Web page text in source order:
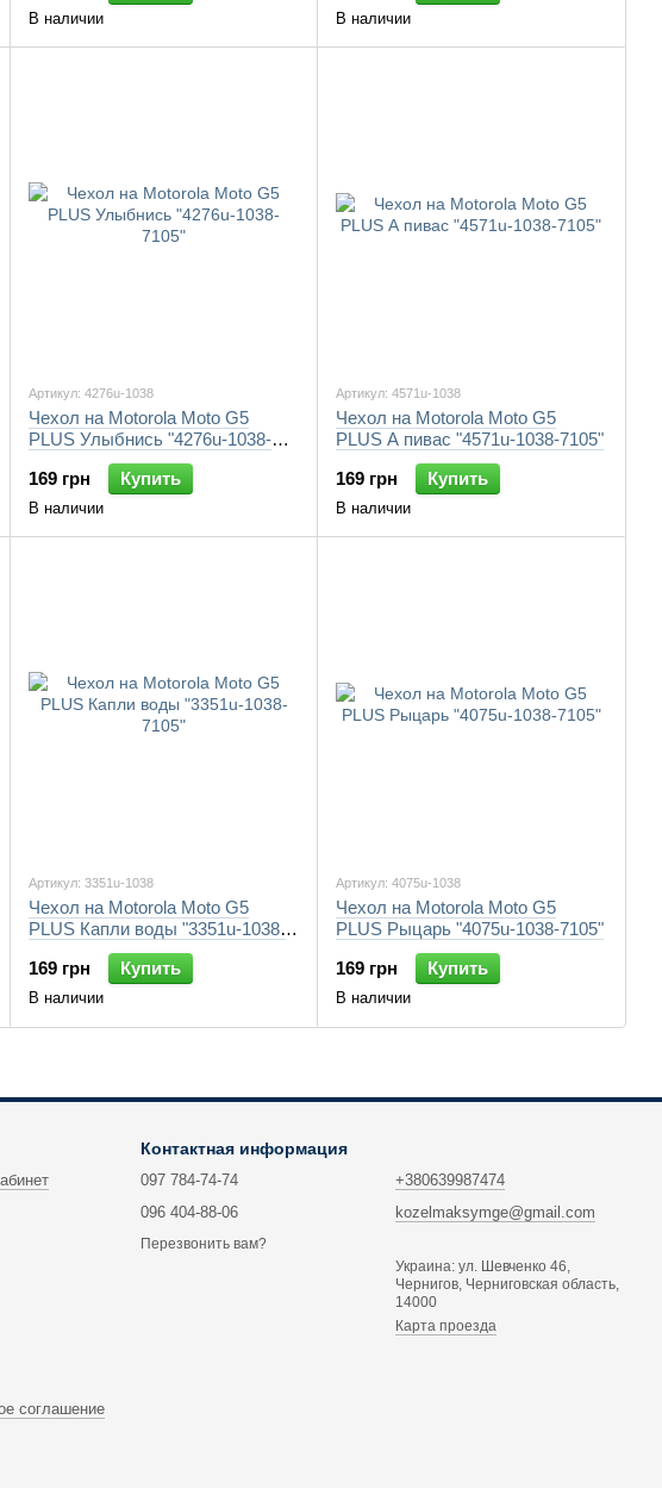
В наличии В наличии
Артикул: 4276u-1038
Чехол на Motorola Moto G5
PLUS Улыбнись "4276u-1038-
169 грн
Купить
В наличии
Артикул: 4571u-1038
Чехол на Motorola Moto G5
PLUS А пивас "4571u-1038-7105"
169 грн
Купить
В наличии
Артикул: 3351u-1038
Чехол на Motorola Moto G5
PLUS Капли воды "3351u-1038-
169 грн
Купить
В наличии
Артикул: 4075u-1038
Чехол на Motorola Moto G5
PLUS Рыцарь "4075u-1038-7105"
169 грн
Купить
В наличии
соглашение
Контактная информация
097 784-74-74
096 404-88-06
Перезвонить вам?
+380639987474
kozelmaksymge@gmail.com
Украина: ул. Шевченко 46,
Чернигов, Черниговская область,
14000
Карта проезда